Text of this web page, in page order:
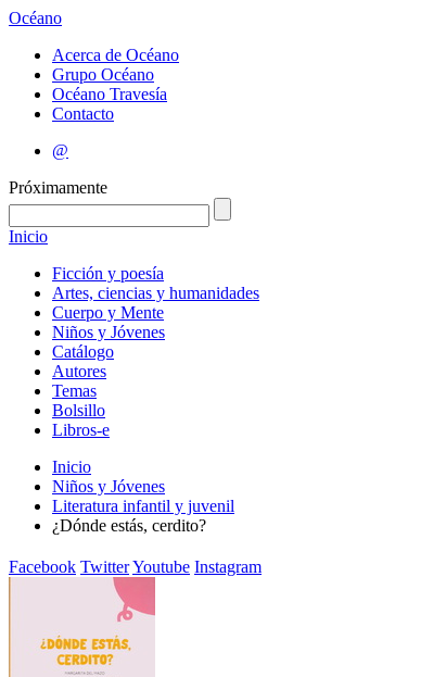
Océano
Acerca de Océano
Grupo Océano
Océano Travesía
Contacto
@
Próximamente
Inicio
Ficción y poesía
Artes, ciencias y humanidades
Cuerpo y Mente
Niños y Jóvenes
Catálogo
Autores
Temas
Bolsillo
Libros-e
Inicio
Niños y Jóvenes
Literatura infantil y juvenil
¿Dónde estás, cerdito?
Facebook TwitterYoutube Instagram